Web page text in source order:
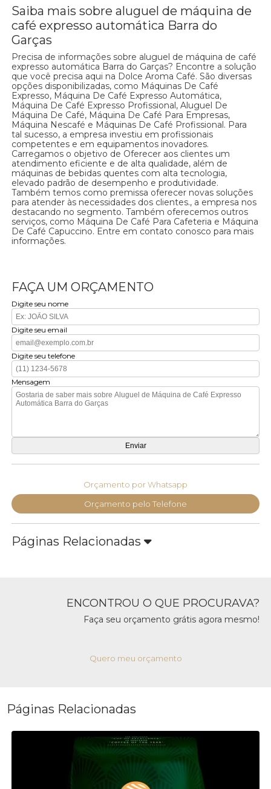
Saiba mais sobre aluguel de máquina de
café expresso automática Barra do
Garças
Precisa de informações sobre aluguel de máquina de café
expresso automática Barra do Garças? Encontre a solução
que você precisa aqui na Dolce Aroma Café. São diversas
opções disponibilizadas, como Máquinas De Café
Expresso, Máquina De Café Expresso Automática,
Máquina De Café Expresso Profissional, Aluguel De
Máquina De Café, Máquina De Café Para Empresas,
Máquina Nescafé e Máquinas De Café Profissional. Para
tal sucesso, a empresa investiu em profissionais
competentes e em equipamentos inovadores.
Carregamos o objetivo de Oferecer aos clientes um
atendimento eficiente e de alta qualidade, além de
máquinas de bebidas quentes com alta tecnologia,
elevado padrão de desempenho e produtividade.
Também temos como premissa oferecer novas soluções
para atender às necessidades dos clientes., a empresa nos
destacando no segmento. Também oferecemos outros
serviços, como Máquina De Café Para Cafeteria e Máquina
De Café Capuccino. Entre em contato conosco para mais
informações.
FAÇA UM ORÇAMENTO
Digite seu nome
Digite seu email
Digite seu telefone
Mensagem
Orçamento por Whatsapp
Orçamento pelo Telefone
Páginas Relacionadas
ENCONTROU O QUE PROCURAVA?
Faça seu orçamento grátis agora mesmo!
Quero meu orçamento
Páginas Relacionadas